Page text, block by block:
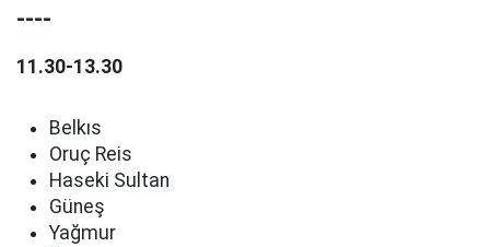
----
11.30-13.30
Belkıs
Oruç Reis
Haseki Sultan
Güneş
Yağmur